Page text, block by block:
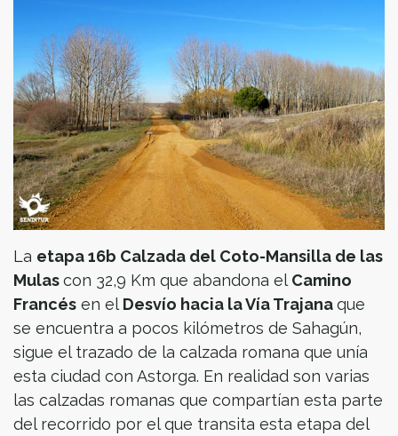
La etapa 16b Calzada del Coto-Mansilla de las
Mulascon 32,9 Km que abandona el Camino
Francés en el Desvío hacia la Vía Trajanaque
se encuentra a pocos kilómetros de Sahagún,
sigue el trazado de la calzada romana que unía
esta ciudad con Astorga. En realidad son varias
las calzadas romanas que compartían esta parte
del recorrido por el que transita esta etapa del